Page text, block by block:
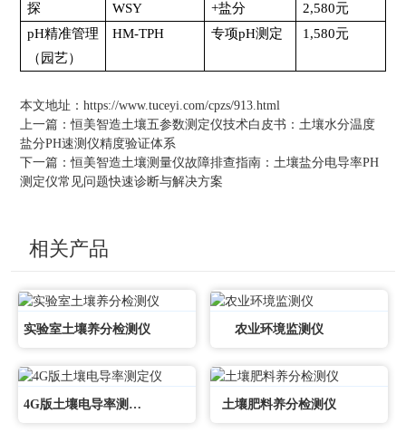
探
WSY
+盐分
2,580元
pH精准管理
（园艺）
HM-TPH 专项pH测定 1,580元
本文地址： https://www.tuceyi.com/cpzs/913.html
上一篇：恒美智造土壤五参数测定仪技术白皮书：土壤水分温度
盐分PH速测仪精度验证体系
下一篇：恒美智造土壤测量仪故障排查指南：土壤盐分电导率PH
测定仪常见问题快速诊断与解决方案
相关产品
实验室土壤养分检测仪 农业环境监测仪
4G版土壤电导率测定仪 土壤肥料养分检测仪